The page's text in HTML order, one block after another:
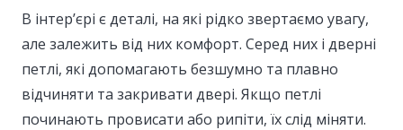
В інтер’єрі є деталі, на які рідко звертаємо увагу,
але залежить від них комфорт. Серед них і дверні
петлі, які допомагають безшумно та плавно
відчиняти та закривати двері. Якщо петлі
починають провисати або рипіти, їх слід міняти.